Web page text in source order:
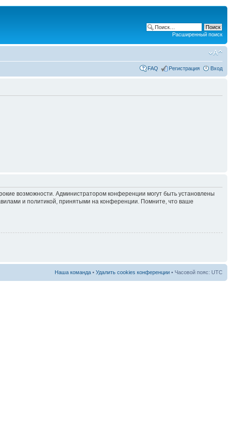
Расширенный поиск
FAQ Регистрация Вход
возможности. Администратором конференции могут быть установлены
и политикой, принятыми на конференции. Помните, что ваше
Наша команда • Удалить cookies конференции • Часовой пояс: UTC